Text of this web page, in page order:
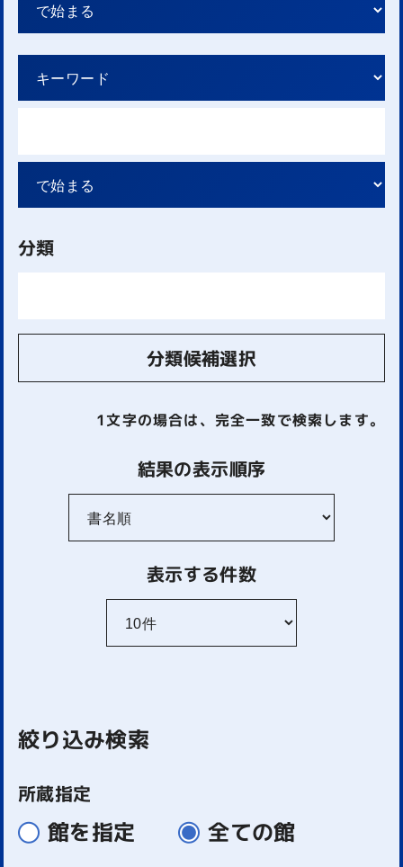
分類
分類候補選択
1文字の場合は、完全一致で検索します。
結果の表示順序
表示する件数
絞り込み検索
所蔵指定
館を指定 全ての館